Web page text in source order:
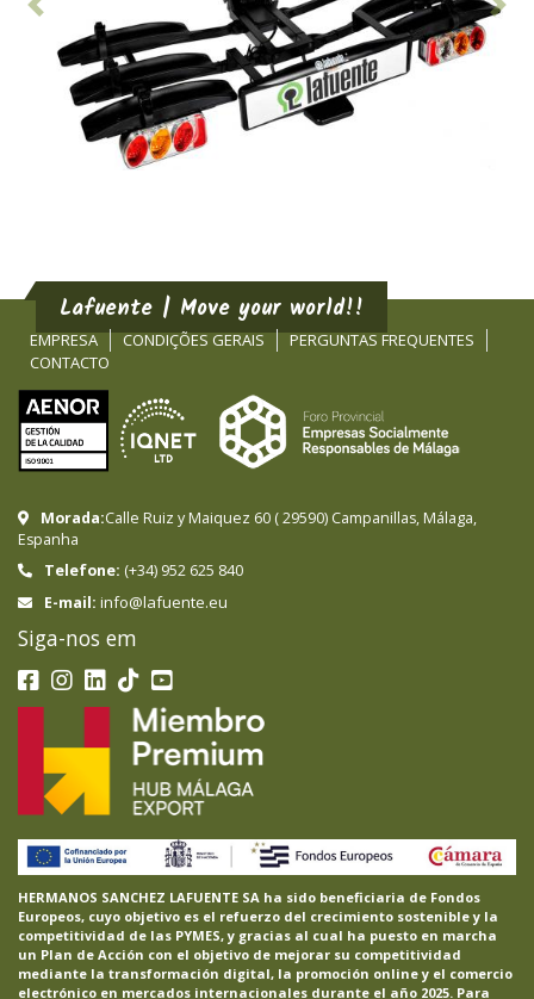
Lafuente | Move your world!!
EMPRESA CONDIÇÕES GERAIS
PERGUNTAS FREQUENTES
CONTACTO
Morada:Calle Ruiz y Maiquez 60 (29590) Campanillas, Málaga,
Espanha
Telefone: (+34) 952 625 840
E-mail: info@lafuente.eu
Siga-nos em
HERMANOS SANCHEZ LAFUENTE SA ha sido beneficiaria de Fondos
Europeos, cuyo objetivo es el refuerzo del crecimiento sostenible y la
competitividad de las PYMES, y gracias al cual ha puesto en marcha
un Plan de Acción con el objetivo de mejorar su competitividad
mediante la transformación digital, la promoción online y el comercio
electrónico en mercados internacionales durante el año 2025. Para